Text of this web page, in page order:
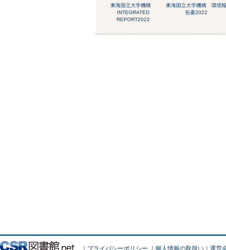
東海国立大学機構
INTEGRATED
REPORT2022
東海国立大学機構 環境
告書2022
｜ プライバシーポリシー ｜ 個人情報の取扱い ｜ 運営